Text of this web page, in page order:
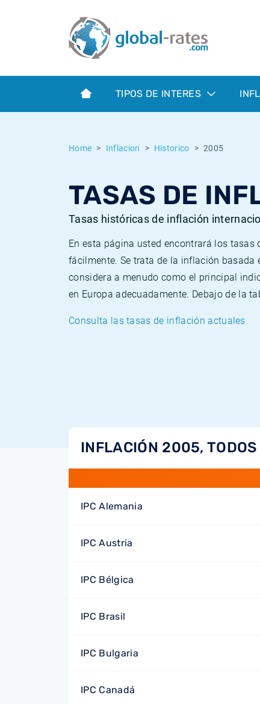
TIPOS DE INTERES
Home Inflacion Historico 2005
TASAS DE
Tasas históricas de inflación
En esta página usted encontrará los
fácilmente. Se trata de la inflación basada
considera a menudo como el principal
en Europa adecuadamente. Debajo de la
Consulta las tasas de inflación actuales
INFLACIÓN 2005, TODOS
IPC Alemania
IPC Austria
IPC Bélgica
IPC Brasil
IPC Bulgaria
IPC Canadá
Term SOFR
¿Qué es la inflación IPC?
¿Qué es la inflación IPCA?
Inflación Mexicano - IPC
Euribor - histórico
ESTER - histórico
Calculadora de inflación